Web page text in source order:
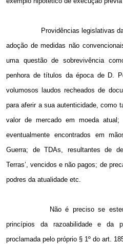
Providências legislativas
adoção de medidas não
uma questão de sobrevivência
penhora de títulos da época de D.
volumosos laudos recheados de
para aferir a sua autenticidade, como
valor de mercado em moeda atual;
eventualmente encontrados em
Guerra; de TDAs, resultantes de
Terras’, vencidos e não pagos; de
podres da atualidade etc.
Não é preciso se
princípios da razoabilidade e da
proclamada pelo próprio § 1º do art.